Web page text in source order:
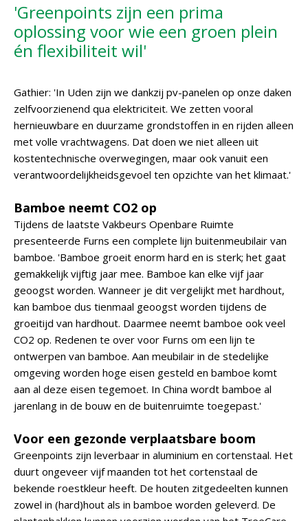
'Greenpoints zijn een prima
oplossing voor wie een groen plein
én flexibiliteit wil'
Gathier: 'In Uden zijn we dankzij pv-panelen op onze daken
zelfvoorzienend qua elektriciteit. We zetten vooral
hernieuwbare en duurzame grondstoffen in en rijden alleen
met volle vrachtwagens. Dat doen we niet alleen uit
kostentechnische overwegingen, maar ook vanuit een
verantwoordelijkheidsgevoel ten opzichte van het klimaat.'
Bamboe neemt CO2 op
Tijdens de laatste Vakbeurs Openbare Ruimte
presenteerde Furns een complete lijn buitenmeubilair van
bamboe. 'Bamboe groeit enorm hard en is sterk; het gaat
gemakkelijk vijftig jaar mee. Bamboe kan elke vijf jaar
geoogst worden. Wanneer je dit vergelijkt met hardhout,
kan bamboe dus tienmaal geoogst worden tijdens de
groeitijd van hardhout. Daarmee neemt bamboe ook veel
CO2 op. Redenen te over voor Furns om een lijn te
ontwerpen van bamboe. Aan meubilair in de stedelijke
omgeving worden hoge eisen gesteld en bamboe komt
aan al deze eisen tegemoet. In China wordt bamboe al
jarenlang in de bouw en de buitenruimte toegepast.'
Voor een gezonde verplaatsbare boom
Greenpoints zijn leverbaar in aluminium en cortenstaal. Het
duurt ongeveer vijf maanden tot het cortenstaal de
bekende roestkleur heeft. De houten zitgedeelten kunnen
zowel in (hard)hout als in bamboe worden geleverd. De